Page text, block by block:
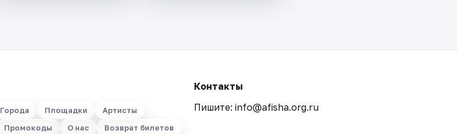
Города Площадки
Артисты
Промокоды О нас Возврат билетов
Контакты
Пишите: info@afisha.org.ru